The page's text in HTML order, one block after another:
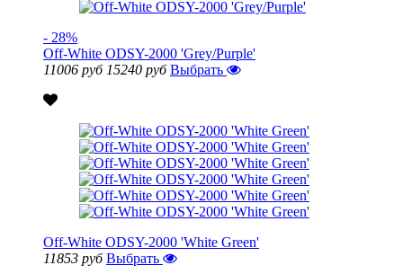
- 28%
Off-White ODSY-2000 'Grey/Purple'
11006 руб 15240 руб Выбрать
Off-White ODSY-2000 'White Green'
11853 руб Выбрать